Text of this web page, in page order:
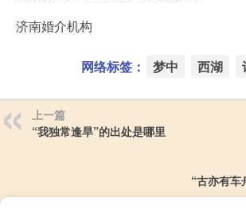
济南婚介机构
网络标签： 梦中 西湖
上一篇
“我独常逢旱”的出处是哪里
“古亦有车